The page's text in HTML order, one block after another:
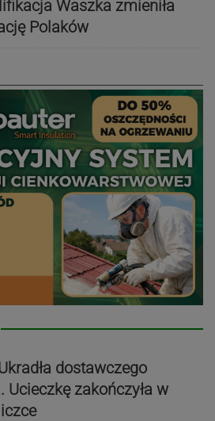
Waszka zmieniła
Polaków
dostawczego
Ucieczkę zakończyła w